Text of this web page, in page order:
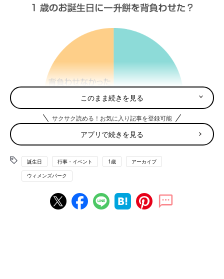
子どもを持って初めて、日本の伝統風習を知ることもあると思い
このまま続きを見る
サクサク読める！お気に入り記事を登録可能
アプリで続きを見る
誕生日 行事・イベント 1歳 アーカイブ
ウィメンズパーク